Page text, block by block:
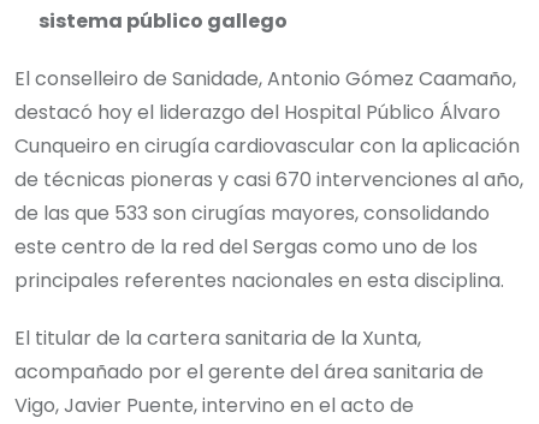
sistema público gallego
El conselleiro de Sanidade, Antonio Gómez Caamaño,
destacó hoy el liderazgo del Hospital Público Álvaro
Cunqueiro en cirugía cardiovascular con la aplicación
de técnicas pioneras y casi 670 intervenciones al año,
de las que 533 son cirugías mayores, consolidando
este centro de la red del Sergas como uno de los
principales referentes nacionales en esta disciplina.
El titular de la cartera sanitaria de la Xunta,
acompañado por el gerente del área sanitaria de
Vigo, Javier Puente, intervino en el acto de